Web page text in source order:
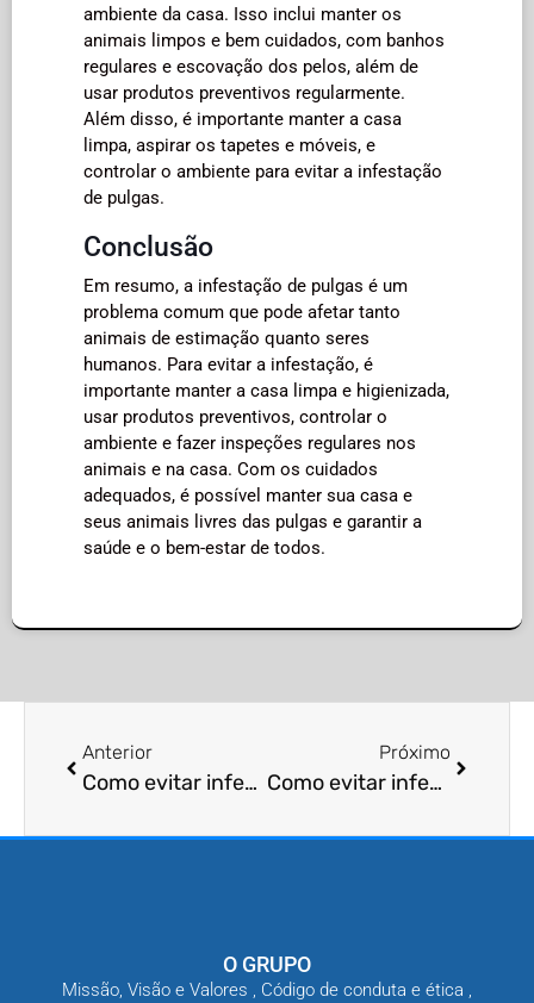
ambiente da casa. Isso inclui manter os
animais limpos e bem cuidados, com banhos
regulares e escovação dos pelos, além de
usar produtos preventivos regularmente.
Além disso, é importante manter a casa
limpa, aspirar os tapetes e móveis, e
controlar o ambiente para evitar a infestação
de pulgas.
Conclusão
Em resumo, a infestação de pulgas é um
problema comum que pode afetar tanto
animais de estimação quanto seres
humanos. Para evitar a infestação, é
importante manter a casa limpa e higienizada,
usar produtos preventivos, controlar o
ambiente e fazer inspeções regulares nos
animais e na casa. Com os cuidados
adequados, é possível manter sua casa e
seus animais livres das pulgas e garantir a
saúde e o bem-estar de todos.
Anterior
Como evitar infestação de ácaros?
Próximo
Como evitar infestação de carrapatos?
O GRUPO
Missão, Visão e Valores , Código de conduta e ética ,